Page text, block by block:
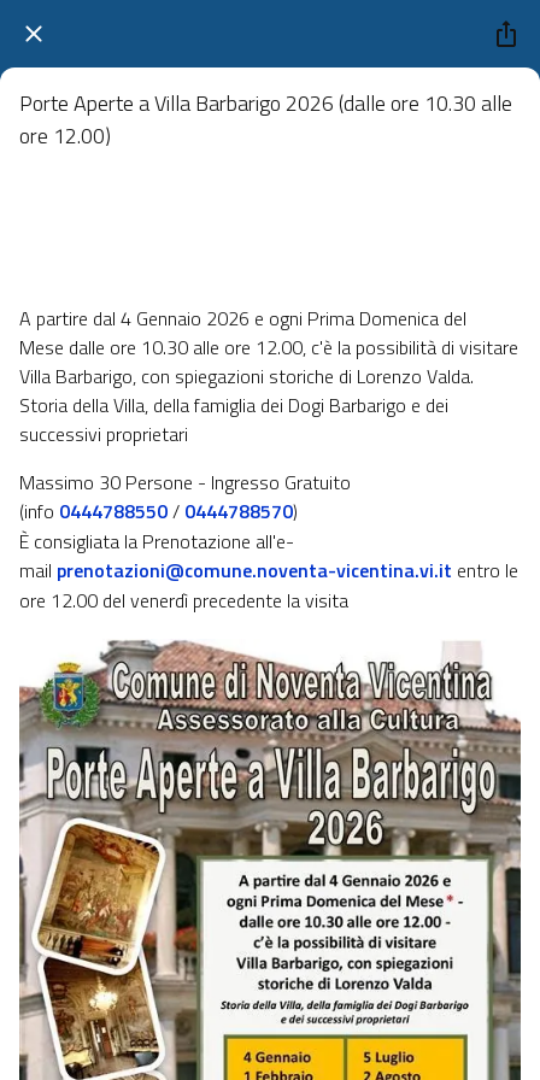
Porte Aperte a Villa Barbarigo 2026 (dalle ore 10.30 alle
ore 12.00)
A partire dal 4 Gennaio 2026 e ogni Prima Domenica del
Mese dalle ore 10.30 alle ore 12.00, c'è la possibilità di visitare
Villa Barbarigo, con spiegazioni storiche di Lorenzo Valda.
Storia della Villa, della famiglia dei Dogi Barbarigo e dei
successivi proprietari
Massimo 30 Persone - Ingresso Gratuito
(info 0444788550/ 0444788570)
È consigliata la Prenotazione all'e-
mail prenotazioni@comune.noventa-vicentina.vi.it entro le
ore 12.00 del venerdì precedente la visita